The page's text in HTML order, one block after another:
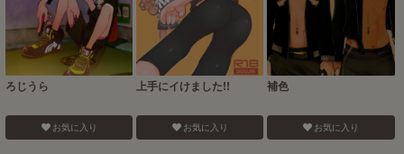
ろじうら
お気に入り
上手にイけました!!
お気に入り
補色
お気に入り